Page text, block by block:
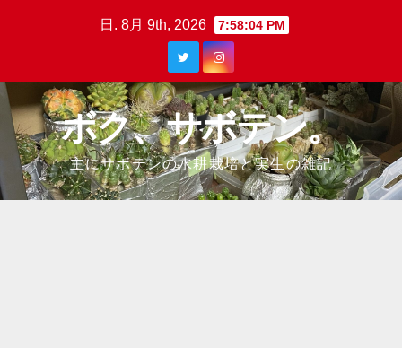
日. 8月 9th, 2026 7:58:04 PM
ボク、サボテン。
主にサボテンの水耕栽培と実生の雑記